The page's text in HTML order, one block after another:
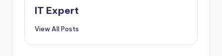
IT Expert
View All Posts